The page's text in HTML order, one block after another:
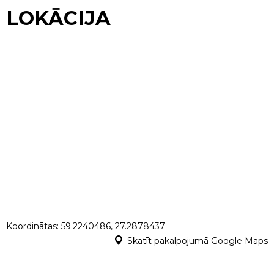
LOKĀCIJA
Koordinātas: 59.2240486, 27.2878437
Skatīt pakalpojumā Google Maps